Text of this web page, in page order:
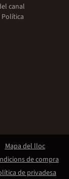
canal
Política
Mapa del lloc
de compra
de privadesa